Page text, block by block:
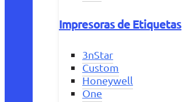
Impresoras de Etiquetas
3nStar
Custom
Honeywell
One